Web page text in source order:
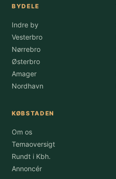
BYDELE
Indre by
Vesterbro
Nørrebro
Østerbro
Amager
Nordhavn
KØBSTADEN
Om os
Temaoversigt
Rundt i Kbh.
Annoncér